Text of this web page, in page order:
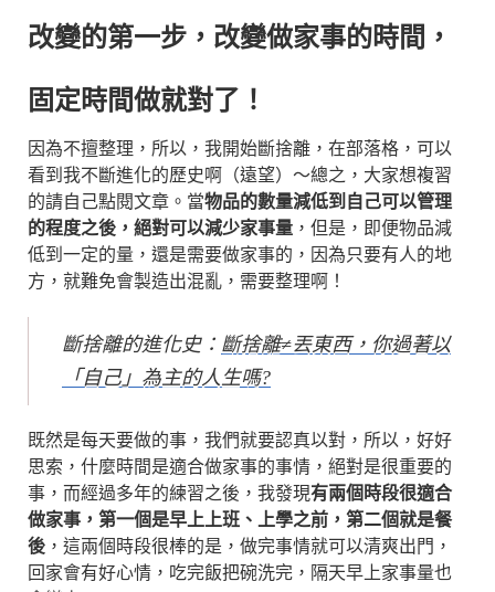
改變的第一步，改變做家事的時間，
固定時間做就對了！
因為不擅整理，所以，我開始斷捨離，在部落格，可以
看到我不斷進化的歷史啊（遠望）～總之，大家想複習
的請自己點閱文章。當物品的數量減低到自己可以管理
的程度之後，絕對可以減少家事量 ，但是，即便物品減
低到一定的量，還是需要做家事的，因為只要有人的地
方，就難免會製造出混亂，需要整理啊！
斷捨離的進化史： 斷捨離≠丟東西，你過著以
「自己」為主的人生嗎?
既然是每天要做的事，我們就要認真以對，所以，好好
思索，什麼時間是適合做家事的事情，絕對是很重要的
事，而經過多年的練習之後，我發現有兩個時段很適合
做家事，第一個是早上上班、上學之前，第二個就是餐
後 ，這兩個時段很棒的是，做完事情就可以清爽出門，
回家會有好心情，吃完飯把碗洗完，隔天早上家事量也